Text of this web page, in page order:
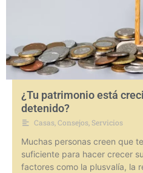
¿Tu patrimonio está
detenido?
Casas Consejos Servicios
Muchas personas creen que
suficiente para hacer crecer
factores como la plusvalía, la